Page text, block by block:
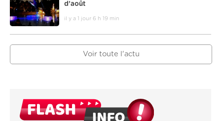
d’août
il y a 1 jour 6 h 19 min
Voir toute l'actu